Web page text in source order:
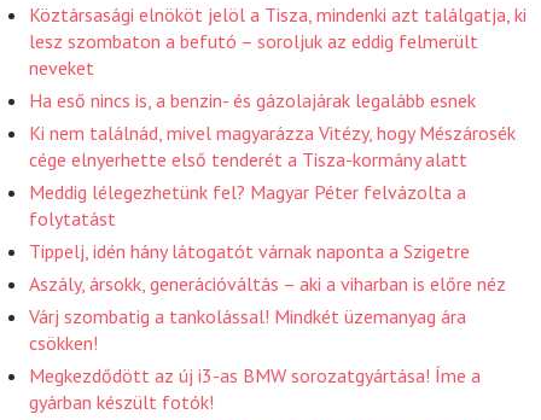
Köztársasági elnököt jelöl a Tisza, mindenki azt találgatja, ki
lesz szombaton a befutó – soroljuk az eddig felmerült
neveket
Ha eső nincs is, a benzin- és gázolajárak legalább esnek
Ki nem találnád, mivel magyarázza Vitézy, hogy Mészárosék
cége elnyerhette első tenderét a Tisza-kormány alatt
Meddig lélegezhetünk fel? Magyar Péter felvázolta a
folytatást
Tippelj, idén hány látogatót várnak naponta a Szigetre
Aszály, ársokk, generációváltás – aki a viharban is előre néz
Várj szombatig a tankolással! Mindkét üzemanyag ára
csökken!
Megkezdődött az új i3-as BMW sorozatgyártása! Íme a
gyárban készült fotók!